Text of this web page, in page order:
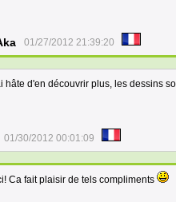
01/27/2012 21:39:20
hâte d'en découvrir plus, les dessins
01/30/2012 00:01:09
Ca fait plaisir de tels compliments